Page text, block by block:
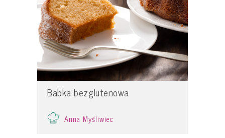
Babka bezglutenowa
Anna Myśliwiec